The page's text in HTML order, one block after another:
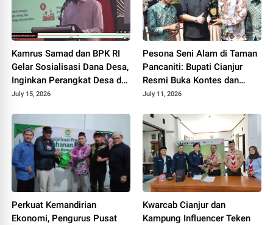
Kamrus Samad dan BPK RI
Gelar Sosialisasi Dana Desa,
Inginkan Perangkat Desa di
Cianjur Tidur Nyenyak Tanpa
July 15, 2026
Pesona Seni Alam di Taman
Pancaniti: Bupati Cianjur
Resmi Buka Kontes dan
Pameran Bonsai dan Suiseki
July 11, 2026
Perkuat Kemandirian
Ekonomi, Pengurus Pusat
Kwarcab Cianjur dan
Kampung Influencer Teken